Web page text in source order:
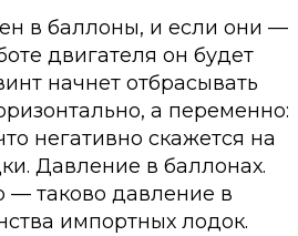
в баллоны, и если они —
двигателя он будет
начнет отбрасывать
а переменно:
негативно скажется на
Давление в баллонах.
— таково давление в
импортных лодок.